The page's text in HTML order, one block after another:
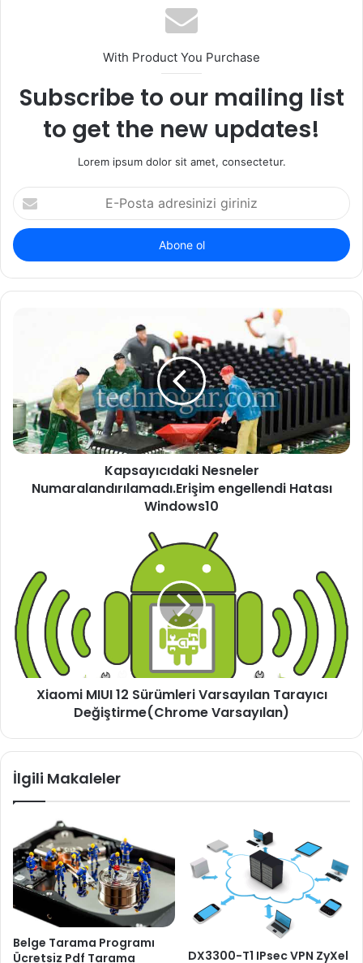
With Product You Purchase
Subscribe to our mailing list
to get the new updates!
Lorem ipsum dolor sit amet, consectetur.
E-
Posta
adresinizi
giriniz
Kapsayıcıdaki Nesneler
Numaralandırılamadı.Erişim engellendi Hatası
Windows10
Xiaomi MIUI 12 Sürümleri Varsayılan Tarayıcı
Değiştirme(Chrome Varsayılan)
İlgili Makaleler
Belge Tarama Programı
Ücretsiz Pdf Tarama
DX3300-T1 IPsec VPN ZyXel